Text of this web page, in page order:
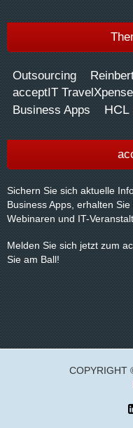
Outsourcing
acceptIT TravelXpense
Business Apps
HCL
Sichern Sie sich aktuelle
Business Apps, erhalten
Webinaren und IT-
Melden Sie sich jetzt zum
Sie am Ball!
COPYRIGHT